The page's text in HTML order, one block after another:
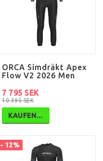
ORCA Simdräkt Apex
Flow V2 2026 Men
10 395 SEK
7 795 SEK
KAUFEN…
- 12%